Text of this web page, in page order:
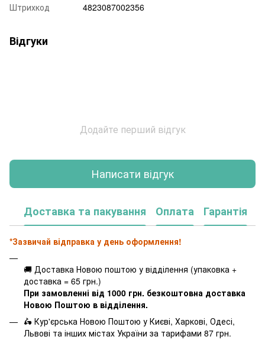
Штрихкод
4823087002356
Відгуки
Додайте перший відгук
Написати відгук
Доставка та пакування Оплата Гарантія
*Зазвичай відправка у день оформлення!
🚚 Доставка Новою поштою у відділення (упаковка +
доставка = 65 грн.)
При замовленні від 1000 грн. безкоштовна доставка
Новою Поштою в відділення.
🛵 Кур'єрська Новою Поштою у Києві, Харкові, Одесі,
Львові та інших містах України за тарифами 87 грн.